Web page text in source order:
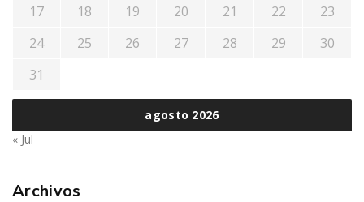
agosto 2026
17
18 19 20 21 22
23
24
25 26 27 28 29
30
31
« Jul
Archivos